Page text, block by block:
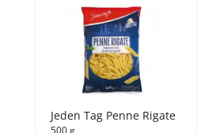
Jeden Tag Penne Rigate
500 g